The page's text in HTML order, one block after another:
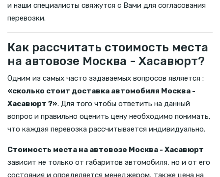
и наши специалисты свяжутся с Вами для согласования
перевозки.
Как рассчитать стоимость места
на автовозе Москва - Хасавюрт?
Одним из самых часто задаваемых вопросов является :
«сколько стоит доставка автомобиля Москва -
Хасавюрт ?». Для того чтобы ответить на данный
вопрос и правильно оценить цену необходимо понимать,
что каждая перевозка рассчитывается индивидуально.
Стоимость места на автовозе Москва - Хасавюрт
зависит не только от габаритов автомобиля, но и от его
состояния и определяется менеджером, также цена на